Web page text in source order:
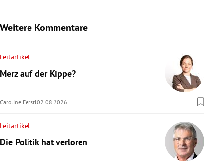
Weitere Kommentare
Leitartikel
Merz auf der Kippe?
Caroline Ferstl02.08.2026
Leitartikel
Die Politik hat verloren